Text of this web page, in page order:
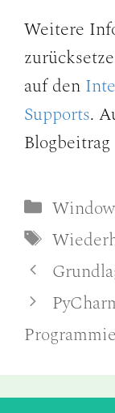
Weitere
auf den
Supports.
Blogbeitrag